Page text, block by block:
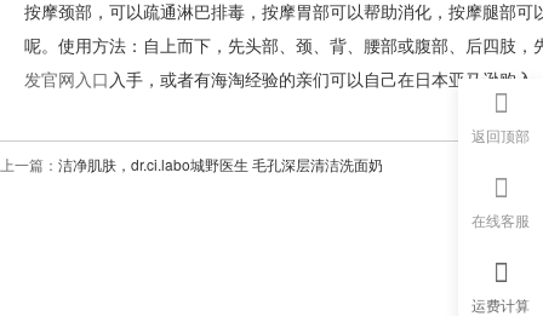
按摩颈部，可以疏通淋巴排毒，按摩胃部可以帮助消化，按摩腿部
呢。使用方法：自上而下，先头部、颈、背、腰部或腹部、后四肢
发官网入口 入手，或者有海淘经验的亲们可以自己在日本亚马逊购入
上一篇： 洁净肌肤，dr.ci.labo城野医生 毛孔深层清洁洗面奶
返回顶部
在线客服
运费计算